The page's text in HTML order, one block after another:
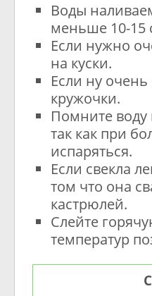
Воды
меньше 10-15
Если нужно
на куски.
Если ну
кружочки.
Помните
так как при
испаряться.
Если свекла
том что она
кастрюлей.
Слейте
температур